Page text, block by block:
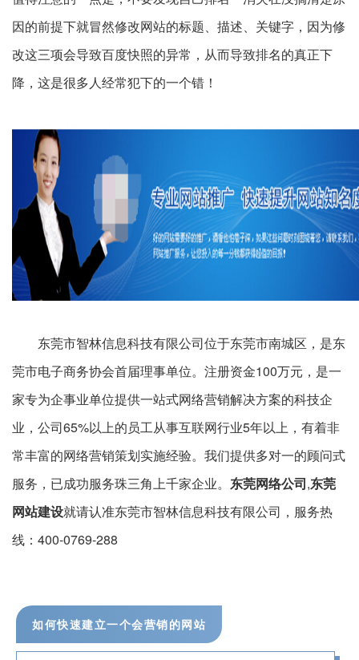
因的前提下就冒然修改网站的标题、描述、关键字，因为修
改这三项会导致百度快照的异常，从而导致排名的真正下
降，这是很多人经常犯下的一个错！
东莞市智林信息科技有限公司位于东莞市南城区，是东
莞市电子商务协会首届理事单位。注册资金100万元，是一
家专为企事业单位提供一站式网络营销解决方案的科技企
业，公司65%以上的员工从事互联网行业5年以上，有着非
常丰富的网络营销策划实施经验。我们提供多对一的顾问式
服务，已成功服务珠三角上千家企业。 东莞网络公司,东莞
网站建设就请认准东莞市智林信息科技有限公司，服务热
线：400-0769-288
如何快速建立一个会营销的网站